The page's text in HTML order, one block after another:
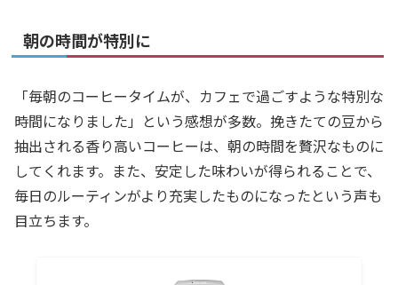
朝の時間が特別に
「毎朝のコーヒータイムが、カフェで過ごすような特別な
時間になりました」という感想が多数。挽きたての豆から
抽出される香り高いコーヒーは、朝の時間を贅沢なものに
してくれます。また、安定した味わいが得られることで、
毎日のルーティンがより充実したものになったという声も
目立ちます。